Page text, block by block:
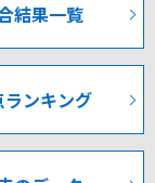
返され、甲府は
切った。
ら均衡を破
ルを奪い取る
藤和弘選手、藤
ろを含めてい
いと思います。
直なところだと
ゃんと2-2で我慢
は今回勝ち点1
結果一覧
ランキング